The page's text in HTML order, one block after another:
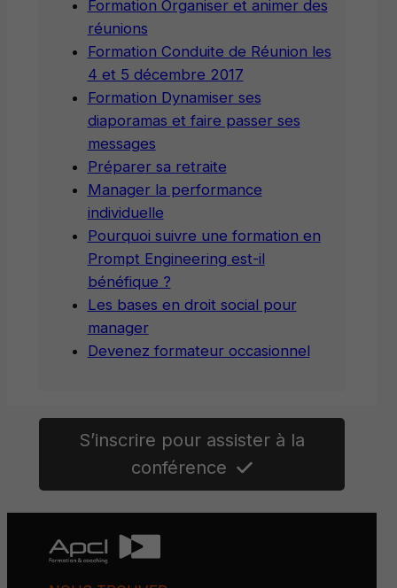
Formation Organiser et animer des
réunions
Formation Conduite de Réunion les
4 et 5 décembre 2017
Formation Dynamiser ses
diaporamas et faire passer ses
messages
Préparer sa retraite
Manager la performance
individuelle
Pourquoi suivre une formation en
Prompt Engineering est-il
bénéfique ?
Les bases en droit social pour
manager
Devenez formateur occasionnel
S’inscrire pour assister à la
conférence